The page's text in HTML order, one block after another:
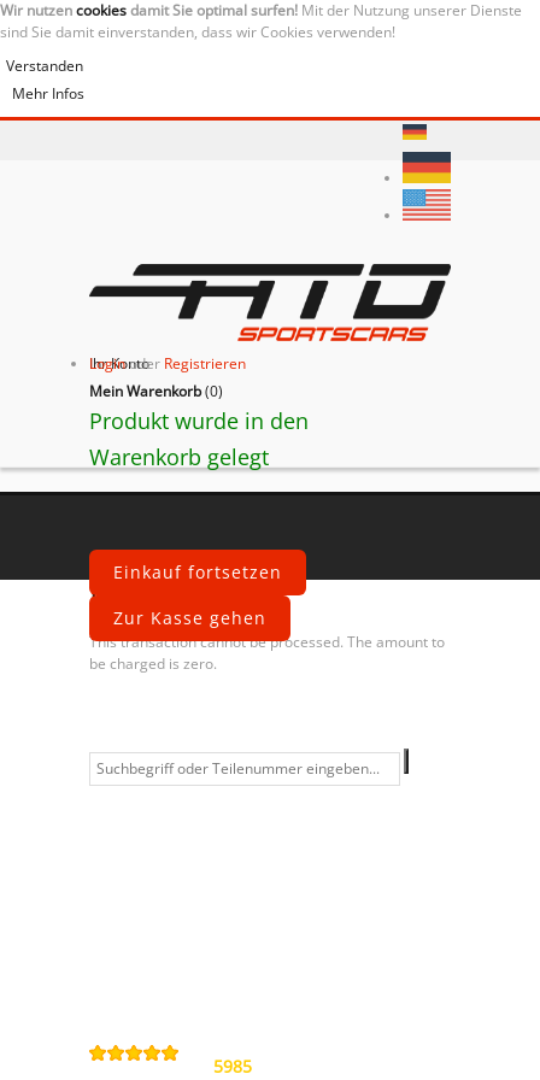
Wir nutzencookiesdamit Sie optimal surfen! Mit der Nutzung unserer Dienste
sind Sie damit einverstanden, dass wir Cookies verwenden!
Verstanden
Mehr Infos
Ihr Konto
Loginoder Registrieren
Mein Warenkorb(0)
Produkt wurde in den
Warenkorb gelegt
Einkauf fortsetzen
Zur Kasse gehen
Fehler
This transaction cannot be processed. The amount to
be charged is zero.
Kontakt
Allgemeine
/5
5985